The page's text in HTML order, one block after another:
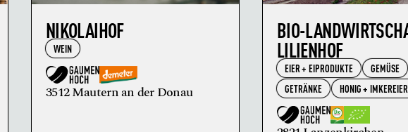
NIKOLAIHOF
WEIN
3512 Mautern an der Donau
BIO-
LILIENHOF
EIER + EIPRODUKTE
GEMÜSE
GETRÄNKE
HONIG +